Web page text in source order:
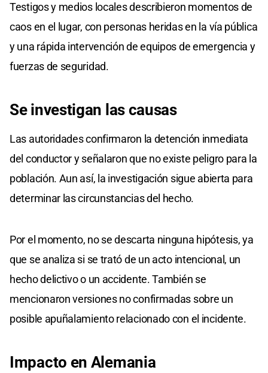
Testigos y medios locales describieron momentos de
caos en el lugar, con personas heridas en la vía pública
y una rápida intervención de equipos de emergencia y
fuerzas de seguridad.
Se investigan las causas
Las autoridades confirmaron la detención inmediata
del conductor y señalaron que no existe peligro para la
población. Aun así, la investigación sigue abierta para
determinar las circunstancias del hecho.
Por el momento, no se descarta ninguna hipótesis, ya
que se analiza si se trató de un acto intencional, un
hecho delictivo o un accidente. También se
mencionaron versiones no confirmadas sobre un
posible apuñalamiento relacionado con el incidente.
Impacto en Alemania